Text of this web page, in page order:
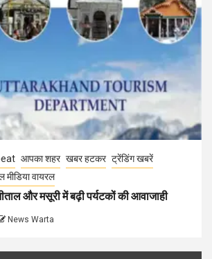
आपका शहर खबर हटकर ट्रेंडिंग खबरें
मीडिया वायरल
और मसूरी में बढ़ी पर्यटकों की आवाजाही
News Warta